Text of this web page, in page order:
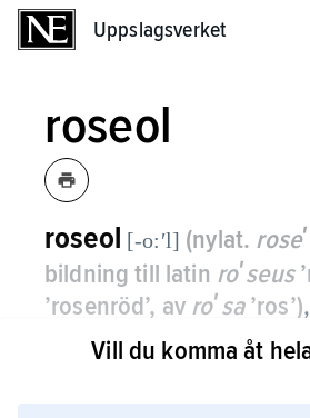
Uppslagsverket
roseol
roseol [-o:ʹl] (nylat.
bildning till latin roʹseus
’rosenröd’, av roʹsa’ros’)
hudutslag på framför allt
Vill du komma åt